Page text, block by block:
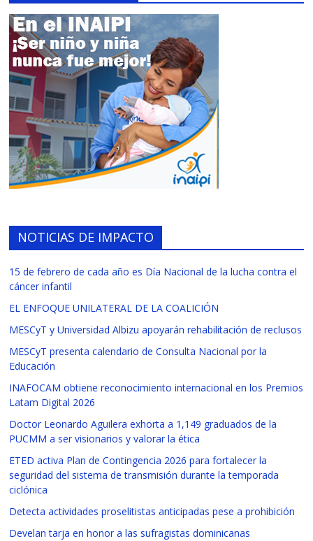
NOTICIAS DE IMPACTO
15 de febrero de cada año es Día Nacional de la lucha contra el
cáncer infantil
EL ENFOQUE UNILATERAL DE LA COALICIÓN
MESCyT y Universidad Albizu apoyarán rehabilitación de reclusos
MESCyT presenta calendario de Consulta Nacional por la
Educación
INAFOCAM obtiene reconocimiento internacional en los Premios
Latam Digital 2026
Doctor Leonardo Aguilera exhorta a 1,149 graduados de la
PUCMM a ser visionarios y valorar la ética
ETED activa Plan de Contingencia 2026 para fortalecer la
seguridad del sistema de transmisión durante la temporada
ciclónica
Detecta actividades proselitistas anticipadas pese a prohibición
Develan tarja en honor a las sufragistas dominicanas